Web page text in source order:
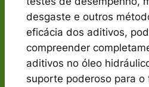
desgaste e outros
eficácia dos aditivos,
compreender
aditivos no óleo
suporte poderoso para o